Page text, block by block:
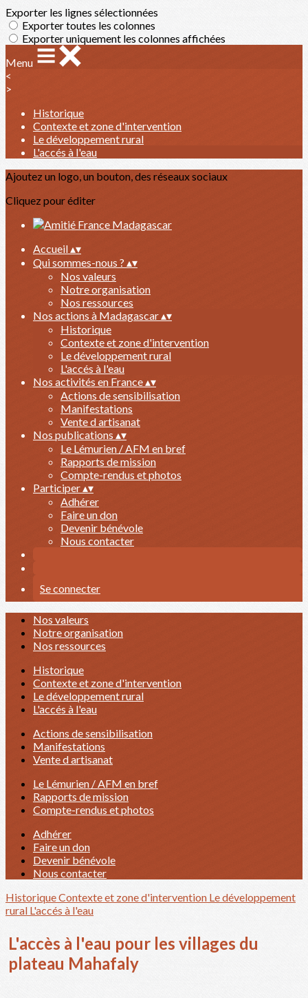
Exporter les lignes sélectionnées
Exporter toutes les colonnes
Exporter uniquement les colonnes affichées
Menu
<
>
Historique
Contexte et zone d'intervention
Le développement rural
L'accés à l'eau
Ajoutez un logo, un bouton, des réseaux sociaux
Cliquez pour éditer
Accueil▴▾
Qui sommes-nous ? ▴▾
Nos valeurs
Notre organisation
Nos ressources
Nos actions à Madagascar▴▾
Historique
Contexte et zone d'intervention
Le développement rural
L'accés à l'eau
Nos activités en France▴▾
Actions de sensibilisation
Manifestations
Vente d artisanat
Nos publications ▴▾
Le Lémurien / AFM en bref
Rapports de mission
Compte-rendus et photos
Participer▴▾
Adhérer
Faire un don
Devenir bénévole
Nous contacter
Se connecter
Nos valeurs
Notre organisation
Nos ressources
Historique
Contexte et zone d'intervention
Le développement rural
L'accés à l'eau
Actions de sensibilisation
Manifestations
Vente d artisanat
Le Lémurien / AFM en bref
Rapports de mission
Compte-rendus et photos
Adhérer
Faire un don
Devenir bénévole
Nous contacter
HistoriqueContexte et zone d'intervention Le développement
rural L'accés à l'eau
L'accès à l'eau pour les villages du
plateau Mahafaly